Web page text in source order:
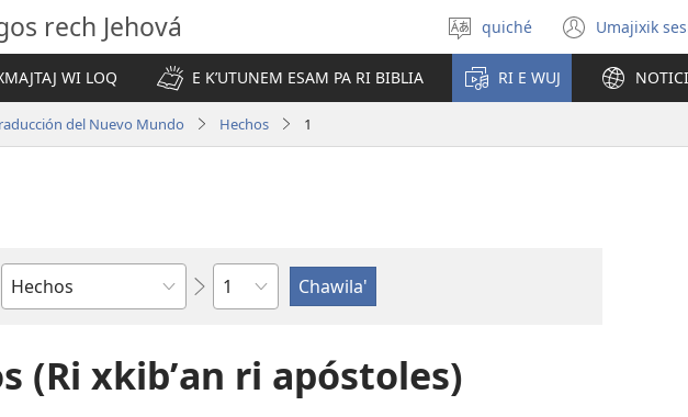
rech Jehová
Uchaʼik
jun
chʼabʼal
quiché Umajixik(opens
new
WI LOQ
E KʼUTUNEM ESAM PA RI BIBLIA RI E WUJ
del Nuevo Mundo Hechos 1
Wuj
Biblia
K'utunem
(Ri xkibʼan ri apóstoles)